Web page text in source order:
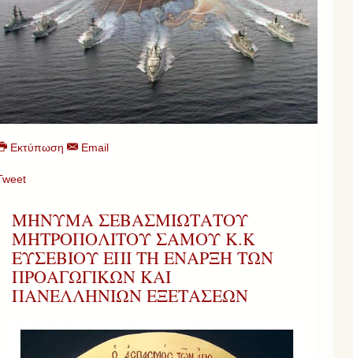
Εκτύπωση Email
ΜΗΝΥΜΑ ΣΕΒΑΣΜΙΩΤΑΤΟΥ
ΜΗΤΡΟΠΟΛΙΤΟΥ ΣΑΜΟΥ Κ.Κ
ΕΥΣΕΒΙΟΥ ΕΠΙ ΤΗ ΕΝΑΡΞΗ ΤΩΝ
ΠΡΟΑΓΩΓΙΚΩΝ ΚΑΙ
ΠΑΝΕΛΛΗΝΙΩΝ ΕΞΕΤΑΣΕΩΝ